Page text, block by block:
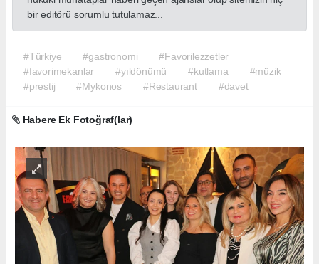
bir editörü sorumlu tutulamaz...
#Türkiye #gastronomi
#Favorilezzetler
#favorimekanlar
#yıldönümü #kutlama
#müzik
#prestij
#Mykonos #Restaurant #davet
Habere Ek Fotoğraf(lar)